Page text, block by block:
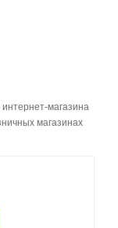
магазина
магазинах